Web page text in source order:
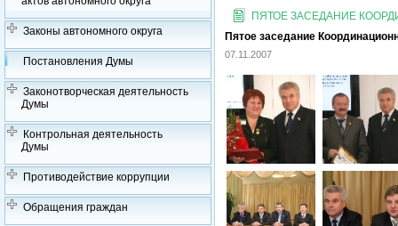
Законы автономного округа
Постановления Думы
Законотворческая деятельность
Думы
Контрольная деятельность
Думы
Противодействие коррупции
Обращения граждан
ПЯТОЕ ЗАСЕДАНИЕ
Пятое заседание
07.11.2007